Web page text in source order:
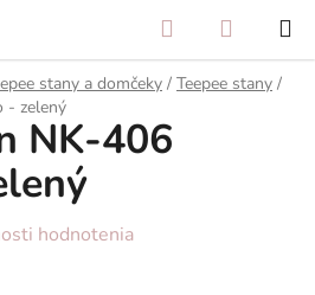
Hľadať
KOŠÍK
stany a domčeky / Teepee stany /
- zelený
NK-406
hodnotenia